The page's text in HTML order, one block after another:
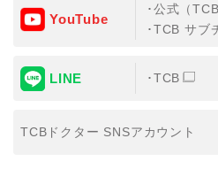
・患者様がご利用になった各
日時、閲覧履歴等に関連する情
（これには、Cookie情報、ア
③TCBグループが第三者から間
事業者およびアフィリエイト
YouTube
公式（
TCB サブ
LINE TCB
TCBドクター SNSアカウント